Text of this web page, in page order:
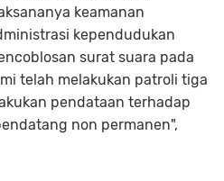
keamanan
kependudukan
surat suara pada
telah melakukan patroli tiga
pendataan terhadap
non permanen",